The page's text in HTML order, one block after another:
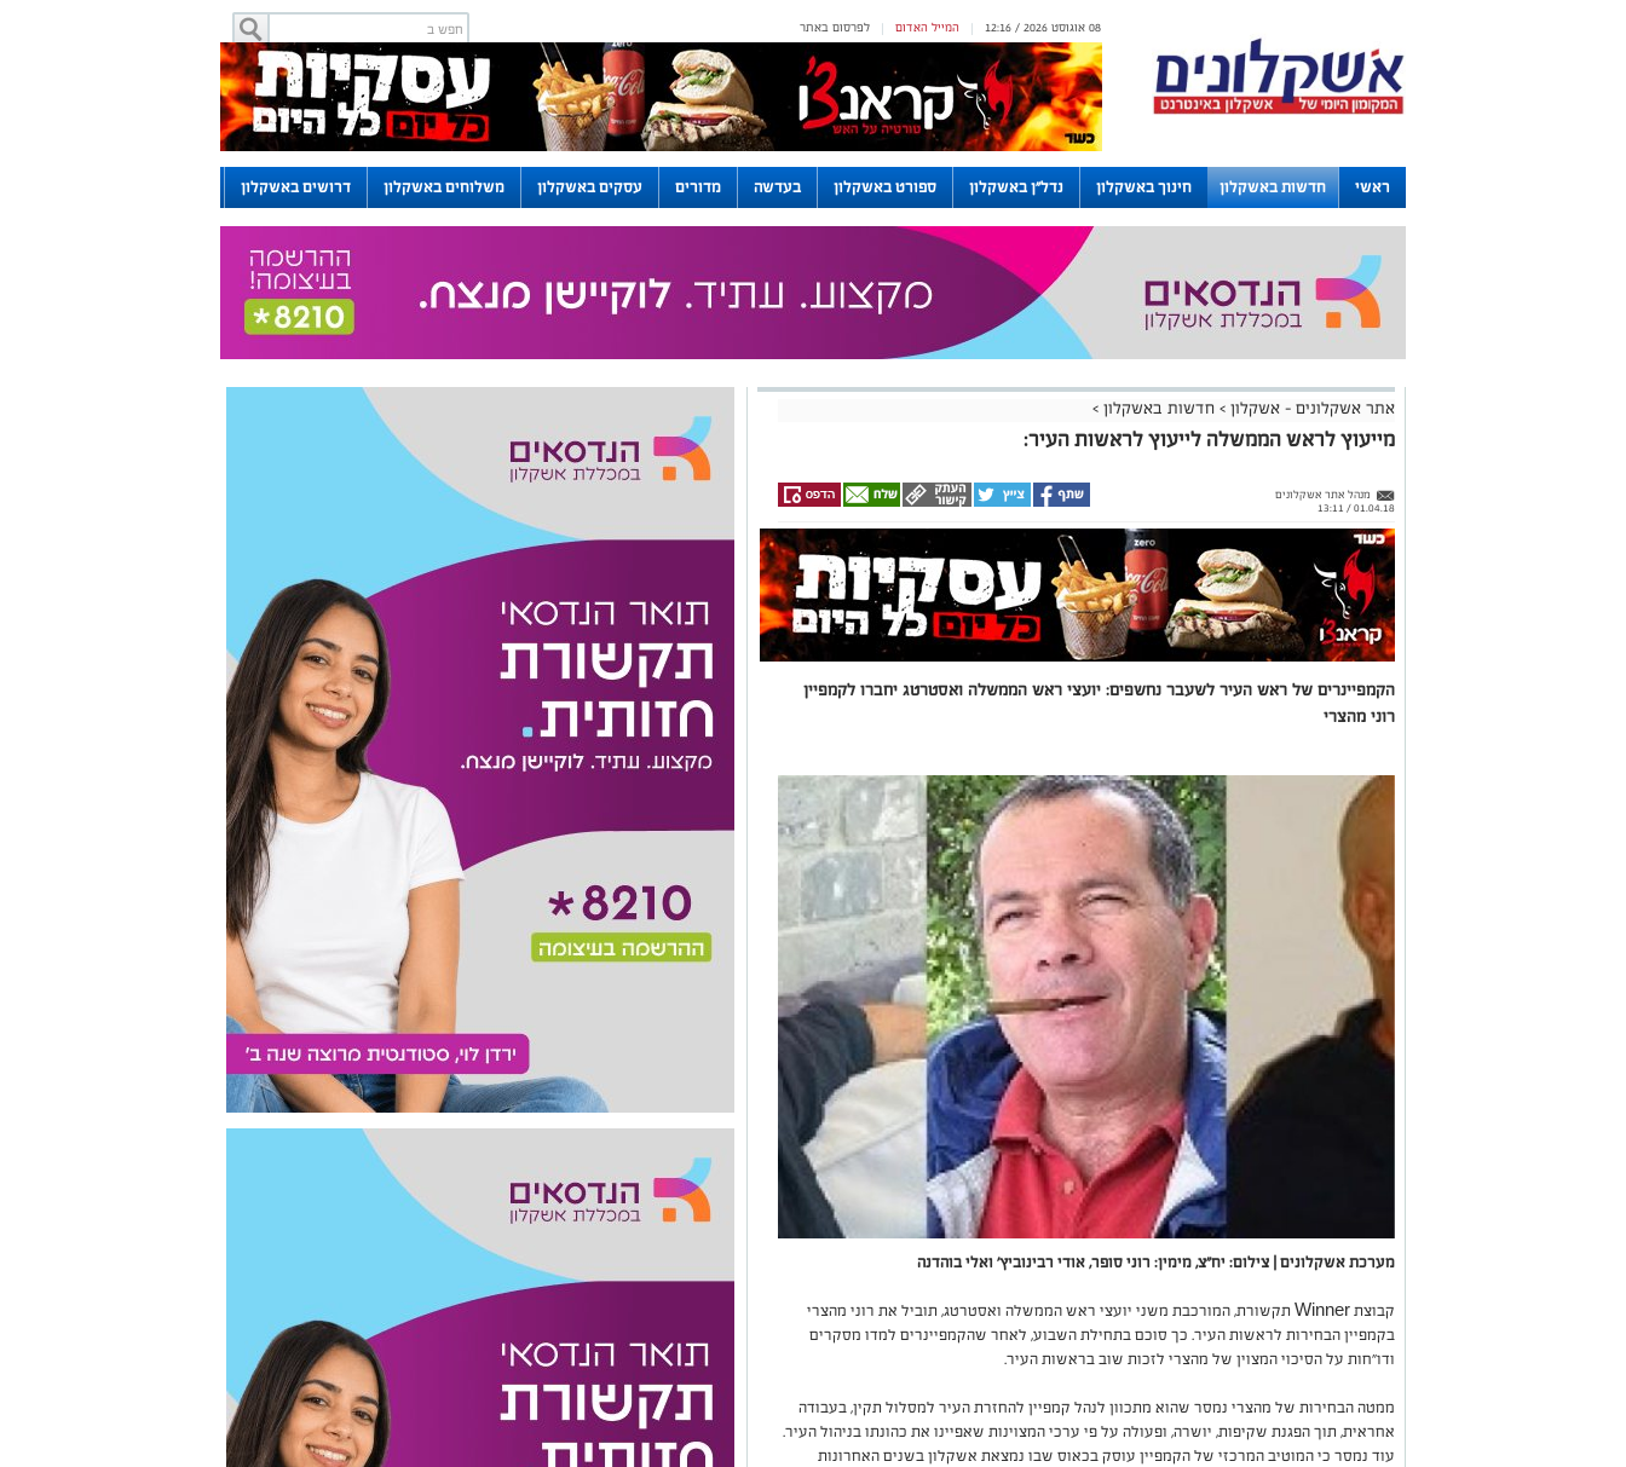
לפרסום באתר | המייל האדום | 08 אוגוסט 2026 / 12:16
ראשי חדשות באשקלון חינוך באשקלון נדל"ן באשקלון ספורט באשקלון בעדשה מדורים עסקים באשקלון משלוחים באשקלון דרושים באשקלון
לוחות
אתר אשקלונים - אשקלון > חדשות באשקלון >
מייעוץ לראש הממשלה לייעוץ לראשות העיר:
מנהל אתר אשקלונים
01.04.18 / 13:11
הקמפיינרים של ראש העיר לשעבר נחשפים: יועצי ראש הממשלה ואסטרטג יחברו לקמפיין
רוני מהצרי
מערכת אשקלונים | צילום: יח"צ, מימין: רוני סופר, אודי רבינוביץ' ואלי בוהדנה
קבוצתWinner תקשורת, המורכבת משני יועצי ראש הממשלה ואסטרטג, תוביל את רוני מהצרי
בקמפיין הבחירות לראשות העיר. כך סוכם בתחילת השבוע, לאחר שהקמפיינרים למדו מסקרים
ודו"חות על הסיכוי המצוין של מהצרי לזכות שוב בראשות העיר.
ממטה הבחירות של מהצרי נמסר שהוא מתכוון לנהל קמפיין להחזרת העיר למסלול תקין, בעבודה
אחראית, תוך הפגנת שקיפות, יושרה, ופעולה על פי ערכי המצוינות שאפיינו את כהונתו בניהול העיר.
עוד נמסר כי המוטיב המרכזי של הקמפיין עוסק בכאוס שבו נמצאת אשקלון בשנים האחרונות